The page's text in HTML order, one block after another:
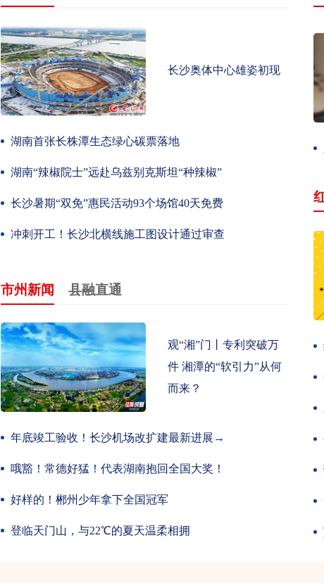
长沙奥体中心雄姿初现
湖南首张长株潭生态绿心碳票落地
湖南“辣椒院士”远赴乌兹别克斯坦“种辣椒”
长沙暑期“双免”惠民活动93个场馆40天免费
冲刺开工！长沙北横线施工图设计通过审查
市州新闻 县融直通
观“湘”门丨专利突破万
件 湘潭的“软引力”从何
而来？
年底竣工验收！长沙机场改扩建最新进展→
哦豁！常德好猛！代表湖南抱回全国大奖！
好样的！郴州少年拿下全国冠军
登临天门山，与22℃的夏天温柔相拥